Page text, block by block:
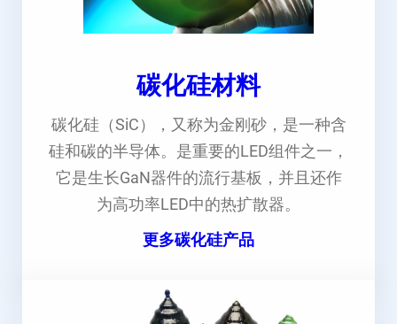
碳化硅材料
碳化硅（SiC），又称为金刚砂，是一种含
硅和碳的半导体。是重要的LED组件之一，
它是生长GaN器件的流行基板，并且还作
为高功率LED中的热扩散器。
更多碳化硅产品